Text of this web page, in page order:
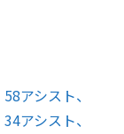
アシスト、
アシスト、